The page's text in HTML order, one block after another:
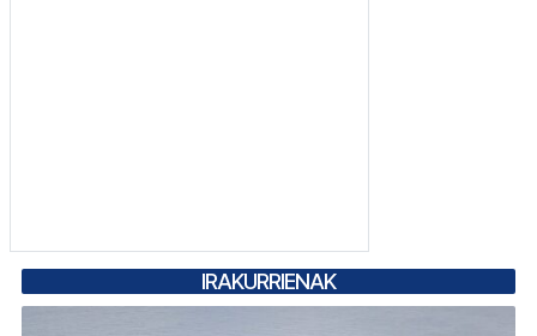
IRAKURRIENAK